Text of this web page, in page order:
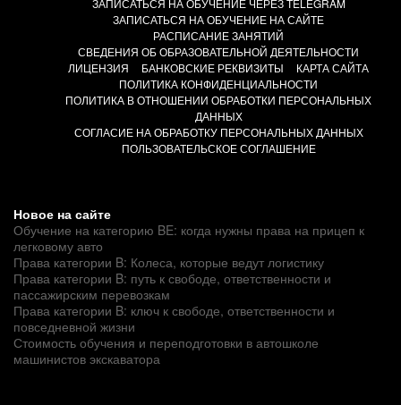
ЗАПИСАТЬСЯ НА ОБУЧЕНИЕ НА САЙТЕ
РАСПИСАНИЕ ЗАНЯТИЙ
СВЕДЕНИЯ ОБ ОБРАЗОВАТЕЛЬНОЙ ДЕЯТЕЛЬНОСТИ
ЛИЦЕНЗИЯ
БАНКОВСКИЕ РЕКВИЗИТЫ
КАРТА САЙТА
ПОЛИТИКА КОНФИДЕНЦИАЛЬНОСТИ
ПОЛИТИКА В ОТНОШЕНИИ ОБРАБОТКИ ПЕРСОНАЛЬНЫХ
ДАННЫХ
СОГЛАСИЕ НА ОБРАБОТКУ ПЕРСОНАЛЬНЫХ ДАННЫХ
ПОЛЬЗОВАТЕЛЬСКОЕ СОГЛАШЕНИЕ
Новое на сайте
Обучение на категорию BE: когда нужны права на прицеп к
легковому авто
Права категории B: Колеса, которые ведут логистику
Права категории B: путь к свободе, ответственности и
пассажирским перевозкам
Права категории B: ключ к свободе, ответственности и
повседневной жизни
Стоимость обучения и переподготовки в автошколе
машинистов экскаватора